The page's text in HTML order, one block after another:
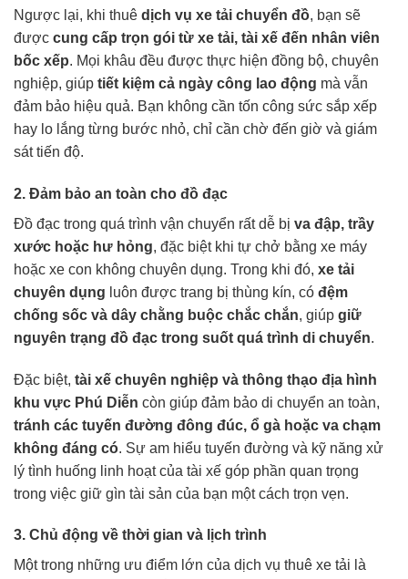
Ngược lại, khi thuê dịch vụ xe tải chuyển đồ, bạn sẽ
được cung cấp trọn gói từ xe tải, tài xế đến nhân viên
bốc xếp. Mọi khâu đều được thực hiện đồng bộ, chuyên
nghiệp, giúp tiết kiệm cả ngày công lao động mà vẫn
đảm bảo hiệu quả. Bạn không cần tốn công sức sắp xếp
hay lo lắng từng bước nhỏ, chỉ cần chờ đến giờ và giám
sát tiến độ.
2. Đảm bảo an toàn cho đồ đạc
Đồ đạc trong quá trình vận chuyển rất dễ bị va đập, trầy
xước hoặc hư hỏng, đặc biệt khi tự chở bằng xe máy
hoặc xe con không chuyên dụng. Trong khi đó, xe tải
chuyên dụng luôn được trang bị thùng kín, có đệm
chống sốc và dây chằng buộc chắc chắn, giúp giữ
nguyên trạng đồ đạc trong suốt quá trình di chuyển.
Đặc biệt, tài xế chuyên nghiệp và thông thạo địa hình
khu vực Phú Diễn còn giúp đảm bảo di chuyển an toàn,
tránh các tuyến đường đông đúc, ổ gà hoặc va chạm
không đáng có. Sự am hiểu tuyến đường và kỹ năng xử
lý tình huống linh hoạt của tài xế góp phần quan trọng
trong việc giữ gìn tài sản của bạn một cách trọn vẹn.
3. Chủ động về thời gian và lịch trình
Một trong những ưu điểm lớn của dịch vụ thuê xe tải là